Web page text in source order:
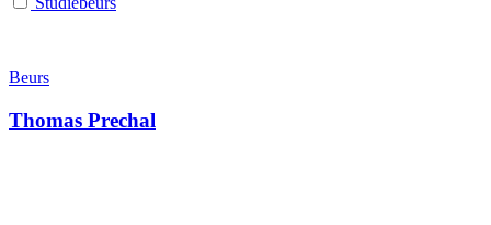
Beurs
Thomas Prechal